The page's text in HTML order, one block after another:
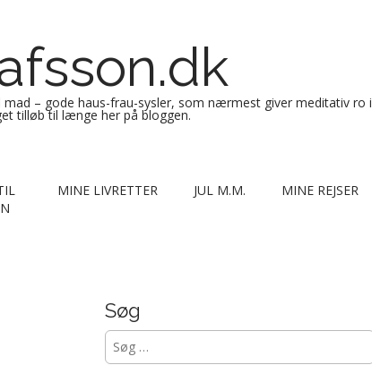
– gode haus-frau-sysler, som nærmest giver meditativ ro i
tilløb til længe her på bloggen.
MINE LIVRETTER JUL M.M. MINE REJSER
Søg
Søg
efter: